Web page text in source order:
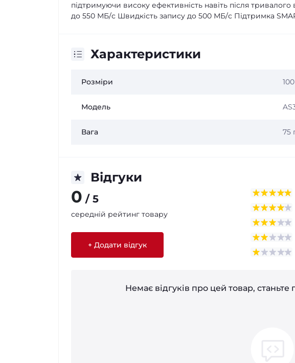
підтримуючи високу ефективність навіть після
до 550 МБ/с Швидкість запису до 500 МБ/с Підтримка
Характеристики
Розміри
Модель
Вага 75
Відгуки
0 / 5
середній рейтинг товару
+ Додати відгук
Немає відгуків про цей товар,